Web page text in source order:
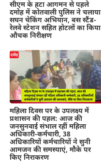
सीएम के हटा आगमन से पहले
दमोह में कोतवाली पुलिस ने चलाया
सघन चेकिंग अभियान, बस स्टैंड-
रेलवे स्टेशन सहित होटलों का किया
औचक निरीक्षण
महिला दिवस पर के उपलक्ष्य में
प्रशासन की पहल: आज की
जनसुनवाई संभाल रहीं महिला
अधिकारी-कर्मचारी, 38
अधिकारियों कर्मचारियों ने सुनी
आमजन की समस्याएं, मौके पर
किए निराकरण